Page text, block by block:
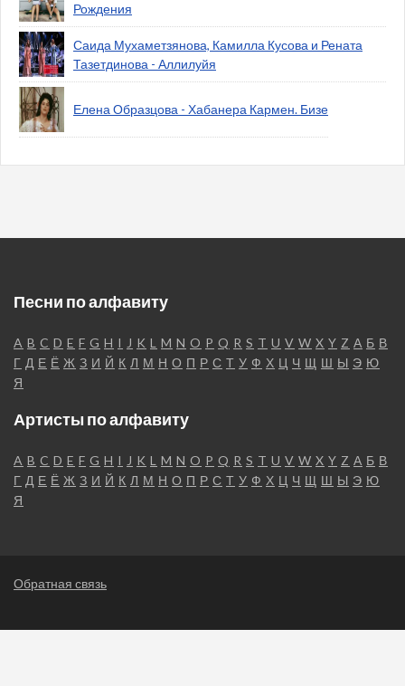
Рождения
Саида Мухаметзянова, Камилла Кусова и Рената
Тазетдинова - Аллилуйя
Елена Образцова - Хабанера Кармен. Бизе
Песни по алфавиту
A B C D E F G H I J K L M N O P Q R S T U V W X Y Z А Б В
Г Д Е Ё Ж З И Й К Л М Н О П Р С Т У Ф Х Ц Ч Щ Ш Ы Э Ю
Я
Артисты по алфавиту
A B C D E F G H I J K L M N O P Q R S T U V W X Y Z А Б В
Г Д Е Ё Ж З И Й К Л М Н О П Р С Т У Ф Х Ц Ч Щ Ш Ы Э Ю
Я
Обратная связь